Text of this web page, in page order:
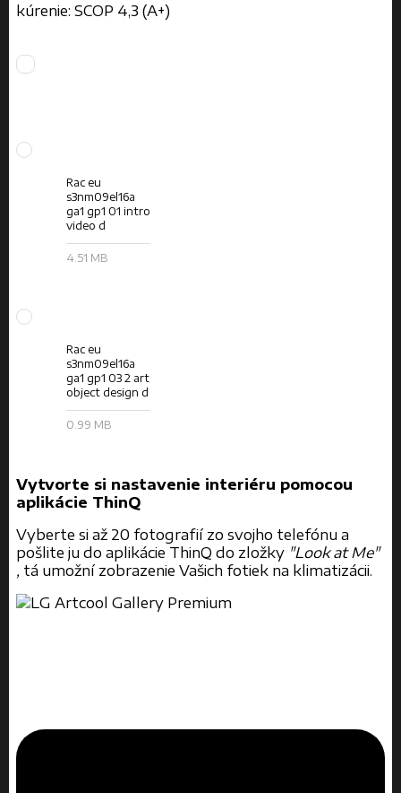
kúrenie: SCOP 4,3 (A+)
Rac eu
s3nm09el16a
ga1 gp1 01 intro
video d
4.51 MB
Rac eu
s3nm09el16a
ga1 gp1 03 2 art
object design d
0.99 MB
Vytvorte si nastavenie interiéru pomocou
aplikácie ThinQ
Vyberte si až 20 fotografií zo svojho telefónu a
pošlite ju do aplikácie ThinQ do zložky "Look at Me"
, tá umožní zobrazenie Vašich fotiek na klimatizácii.